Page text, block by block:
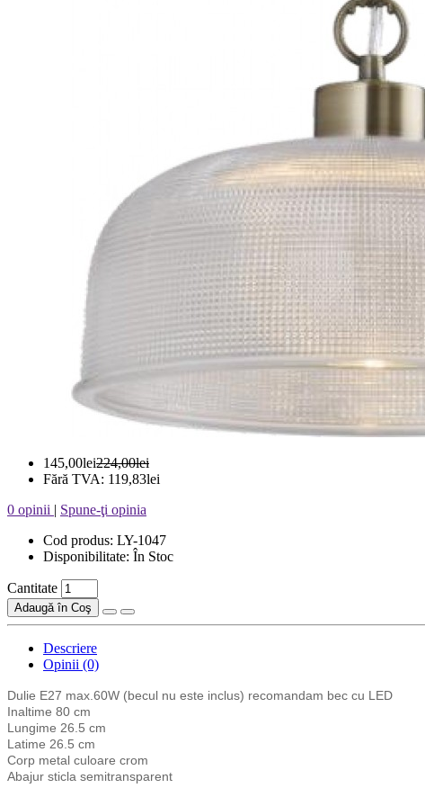
145,00lei224,00lei
Fără TVA: 119,83lei
0 opinii | Spune-ţi opinia
Cod produs: LY-1047
Disponibilitate: În Stoc
Cantitate
Adaugă în Coş
Descriere
Opinii (0)
Dulie E27 max.60W (becul nu este inclus) recomandam bec cu LED
Inaltime 80 cm
Lungime 26.5 cm
Latime 26.5 cm
Corp metal culoare crom
Abajur sticla semitransparent